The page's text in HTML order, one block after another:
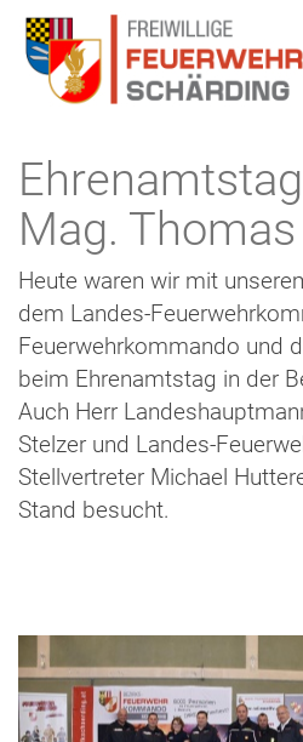
Mag.
Heute waren wir mit
dem Landes-
Feuerwehrkommando und
beim Ehrenamtstag in der
Auch Herr
Stelzer und Landes-
Stellvertreter Michael
Stand besucht.